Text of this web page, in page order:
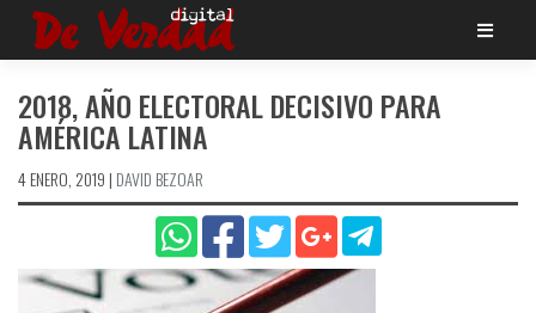
Saltar
2018, AÑO ELECTORAL DECISIVO PARA
AMÉRICA LATINA
4 ENERO, 2019 | DAVID BEZOAR